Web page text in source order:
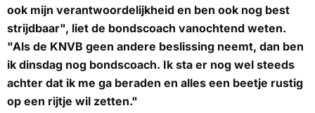
ook mijn verantwoordelijkheid en ben ook nog best
strijdbaar", liet de bondscoach vanochtend weten.
"Als de KNVB geen andere beslissing neemt, dan ben
ik dinsdag nog bondscoach. Ik sta er nog wel steeds
achter dat ik me ga beraden en alles een beetje rustig
op een rijtje wil zetten."